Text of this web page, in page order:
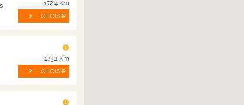
172.4 Km
CHOISIR
173.1 Km
CHOISIR